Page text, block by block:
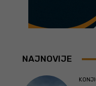
NAJNOVIJE